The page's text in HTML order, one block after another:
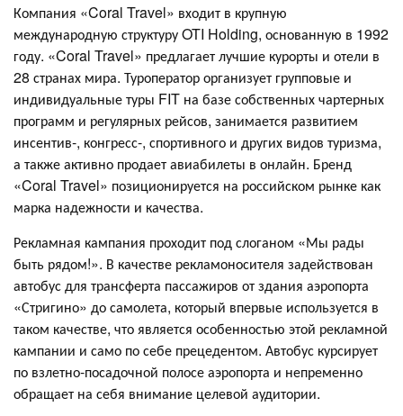
Компания «Coral Travel» входит в крупную
международную структуру OTI Holding, основанную в 1992
году. «Coral Travel» предлагает лучшие курорты и отели в
28 странах мира. Туроператор организует групповые и
индивидуальные туры FIT на базе собственных чартерных
программ и регулярных рейсов, занимается развитием
инсентив-, конгресс-, спортивного и других видов туризма,
а также активно продает авиабилеты в онлайн. Бренд
«Coral Travel» позиционируется на российском рынке как
марка надежности и качества.
Рекламная кампания проходит под слоганом «Мы рады
быть рядом!». В качестве рекламоносителя задействован
автобус для трансферта пассажиров от здания аэропорта
«Стригино» до самолета, который впервые используется в
таком качестве, что является особенностью этой рекламной
кампании и само по себе прецедентом. Автобус курсирует
по взлетно-посадочной полосе аэропорта и непременно
обращает на себя внимание целевой аудитории.